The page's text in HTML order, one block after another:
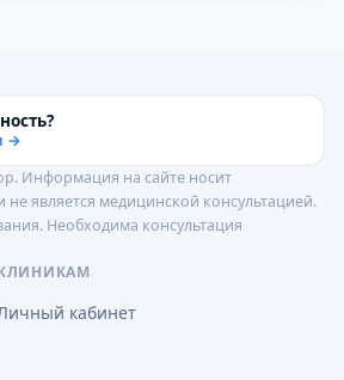
→
Информация на сайте носит
является медицинской консультацией.
Необходима консультация
кабинет